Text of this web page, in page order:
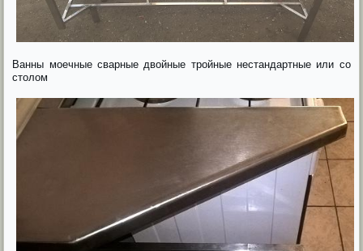
Ванны моечные сварные двойные тройные нестандартные или со
столом